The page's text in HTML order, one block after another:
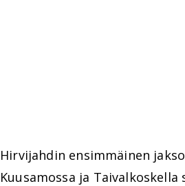
Hirvijahdin ensimmäinen
Kuusamossa ja Taivalkoskella